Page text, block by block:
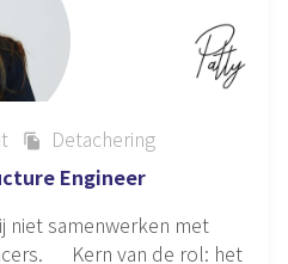
file_copy
Detachering
Engineer
niet samenwerken met
Kern van de rol: het